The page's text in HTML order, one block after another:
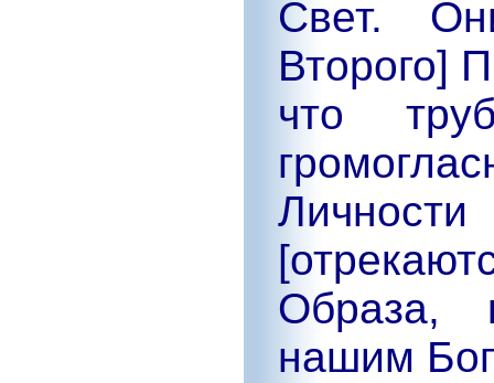
Свет.
Второго]
что
Образа,
нашим